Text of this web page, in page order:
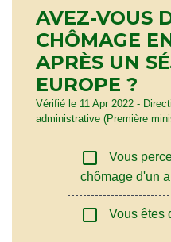
AVEZ-VOUS
CHÔMAGE
APRÈS UN
EUROPE ?
Vérifié le 11 Apr 2022 -
administrative (Première
check_box_outline_blank
Vous
chômage d'un
check_box_outline_blank Vous êtes